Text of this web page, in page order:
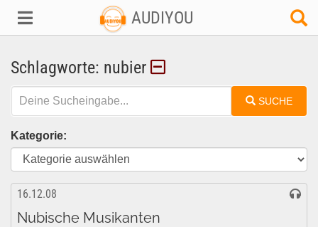
AUDIYOU
Schlagworte: nubier
SUCHE
Kategorie:
16.12.08
Nubische Musikanten